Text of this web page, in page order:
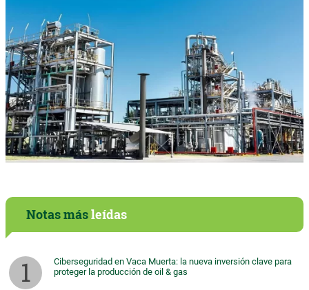
Notas másleídas
Ciberseguridad en Vaca Muerta: la nueva inversión clave para
proteger la producción de oil & gas